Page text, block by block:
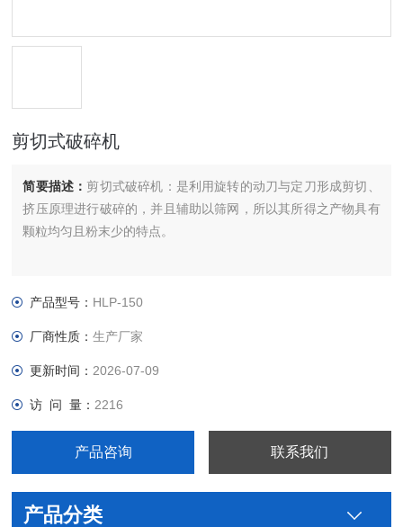
剪切式破碎机
简要描述： 剪切式破碎机：是利用旋转的动刀与定刀形成剪切、
挤压原理进行破碎的，并且辅助以筛网，所以其所得之产物具有
颗粒均匀且粉末少的特点。
产品型号： HLP-150
厂商性质：生产厂家
更新时间： 2026-07-09
访 问 量： 2216
产品咨询 联系我们
产品分类